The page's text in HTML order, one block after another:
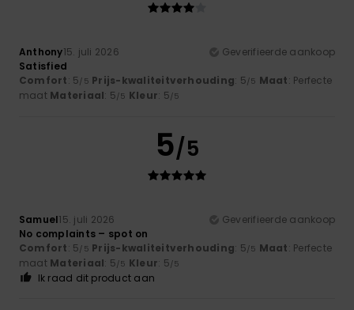
Anthony15. juli 2026
Geverifieerde aankoop
Satisfied
Comfort: 5/5 Prijs-kwaliteitverhouding: 5/5 Maat: Perfecte
maat Materiaal: 5/5 Kleur: 5/5
5/5
Samuel15. juli 2026
Geverifieerde aankoop
No complaints – spot on
Comfort: 5/5 Prijs-kwaliteitverhouding: 5/5 Maat: Perfecte
maat Materiaal: 5/5 Kleur: 5/5
Ik raad dit product aan